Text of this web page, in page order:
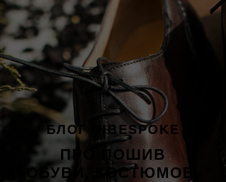
БЛОГ INBESPOKE
ПРО ПОШИВ
ОБУВИ, КОСТЮМОВ,